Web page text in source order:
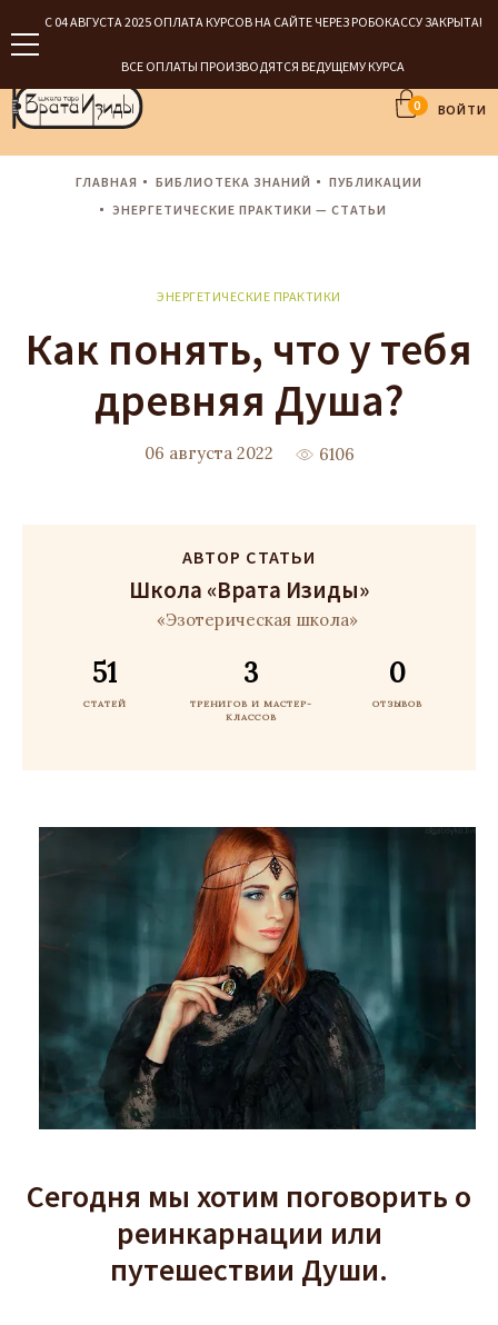
С 04 АВГУСТА 2025 ОПЛАТА КУРСОВ НА САЙТЕ ЧЕРЕЗ РОБОКАССУ ЗАКРЫТА!
ВСЕ ОПЛАТЫ ПРОИЗВОДЯТСЯ ВЕДУЩЕМУ КУРСА
0 ВОЙТИ
ГЛАВНАЯ БИБЛИОТЕКА ЗНАНИЙ
ПУБЛИКАЦИИ
ЭНЕРГЕТИЧЕСКИЕ ПРАКТИКИ — СТАТЬИ
ЭНЕРГЕТИЧЕСКИЕ ПРАКТИКИ
Как понять, что у тебя
древняя Душа?
06 августа 2022 6106
Сегодня мы хотим поговорить о
реинкарнации или
путешествии Души.
АВТОР СТАТЬИ
Школа «Врата Изиды»
«Эзотерическая школа»
51
СТАТЕЙ
3
ТРЕНИГОВ И МАСТЕР-
КЛАССОВ
0
ОТЗЫВОВ